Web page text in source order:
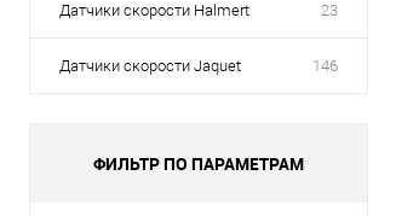
Датчики скорости Halmert 23
Датчики скорости Jaquet 146
ФИЛЬТР ПО ПАРАМЕТРАМ